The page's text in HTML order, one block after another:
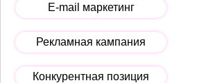
E-mail маркетинг
Рекламная кампания
Конкурентная позиция